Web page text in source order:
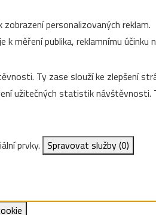
personalizovaných reklam.
k měření publika, reklamnímu účinku
Ty zase slouží ke zlepšení
užitečných statistik návštěvnosti.
prvky. Spravovat služby(0)